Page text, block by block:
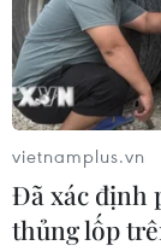
Theo dõi
vietnamplus.vn
Đã xác định
thủng lốp